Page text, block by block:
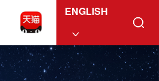
ENGLISH